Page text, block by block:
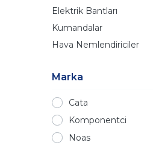
Elektrik Bantları
Kumandalar
Hava Nemlendiriciler
Marka
Cata
Komponentci
Noas